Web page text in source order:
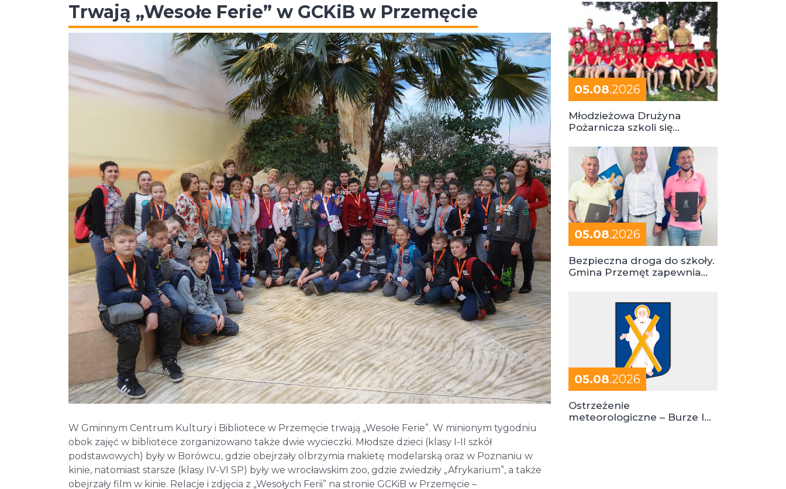
Trwają „Wesołe Ferie” w GCKiB w Przemęcie
W Gminnym Centrum Kultury i Bibliotece w Przemęcie trwają „Wesołe Ferie”. W minionym tygodniu
obok zajęć w bibliotece zorganizowano także dwie wycieczki. Młodsze dzieci (klasy I-II szkół
podstawowych) były w Borówcu, gdzie obejrzały olbrzymia makietę modelarską oraz w Poznaniu w
kinie, natomiast starsze (klasy IV-VI SP) były we wrocławskim zoo, gdzie zwiedziły „Afrykarium”, a także
obejrzały film w kinie. Relacje i zdjęcia z „Wesołych Ferii” na stronie GCKiB w Przemęcie –
05.08.2026
Młodzieżowa Drużyna
Pożarnicza szkoli się
05.08.2026
Bezpieczna droga do szkoły.
Gmina Przemęt zapewnia
05.08.2026
Ostrzeżenie
meteorologiczne – Burze I